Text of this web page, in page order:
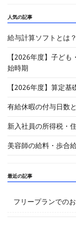
人気の記事
給与計算ソフトとは
【2026年度】子ど
始時期
【2026年度】算定
有給休暇の付与日数
新入社員の所得税・
美容師の給料・歩合
最近の記事
フリープランでの